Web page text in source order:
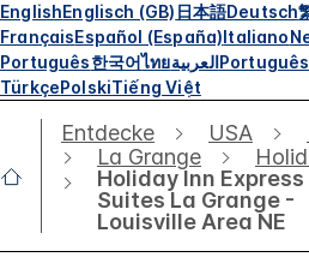
EnglishEnglisch (GB) 日本語Deutsch
FrançaisEspañol (España)Italiano
Português한국어ไทยالعربيةPortuguês
TürkçePolskiTiếng Việt
Entdecke USA
La Grange
Holiday Inn Express
Suites La Grange -
Louisville Area NE